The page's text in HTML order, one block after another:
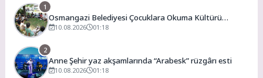
1
Osmangazi Belediyesi Çocuklara Okuma Kültürü
Kazandırıyor
10.08.2026 01:18
2
Anne Şehir yaz akşamlarında “Arabesk” rüzgârı esti
10.08.2026 01:18